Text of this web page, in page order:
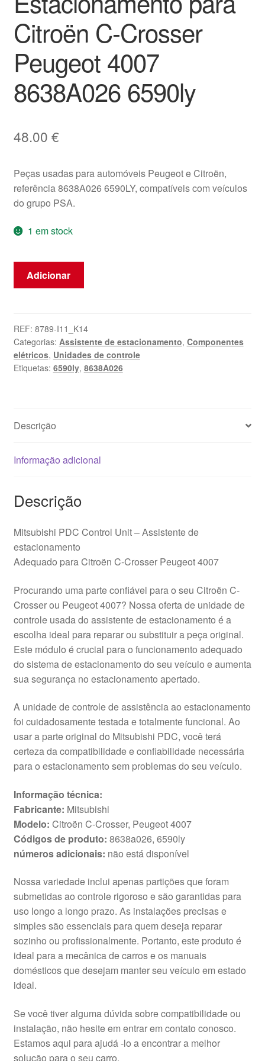
Citroën C-Crosser
Peugeot 4007
8638A026 6590ly
48.00 €
Peças usadas para automóveis Peugeot e Citroën,
referência 8638A026 6590LY, compatíveis com veículos
do grupo PSA.
1 em stock
Quantidade
Assistência
de
Estacionamento
para
Peugeot
8638A026
Adicionar
REF: 8789-I11_K14
Categorias: Assistente de estacionamento, Componentes
elétricos, Unidades de controle
Etiquetas: 6590ly, 8638A026
Descrição
Informação adicional
Descrição
Mitsubishi PDC Control Unit – Assistente de
estacionamento
Adequado para Citroën C-Crosser Peugeot 4007
Procurando uma parte confiável para o seu Citroën C-
Crosser ou Peugeot 4007? Nossa oferta de unidade de
controle usada do assistente de estacionamento é a
escolha ideal para reparar ou substituir a peça original.
Este módulo é crucial para o funcionamento adequado
do sistema de estacionamento do seu veículo e aumenta
sua segurança no estacionamento apertado.
A unidade de controle de assistência ao estacionamento
foi cuidadosamente testada e totalmente funcional. Ao
usar a parte original do Mitsubishi PDC, você terá
certeza da compatibilidade e confiabilidade necessária
para o estacionamento sem problemas do seu veículo.
Informação técnica:
Fabricante: Mitsubishi
Modelo: Citroën C-Crosser, Peugeot 4007
Códigos de produto: 8638a026, 6590ly
números adicionais: não está disponível
Nossa variedade inclui apenas partições que foram
submetidas ao controle rigoroso e são garantidas para
uso longo a longo prazo. As instalações precisas e
simples são essenciais para quem deseja reparar
sozinho ou profissionalmente. Portanto, este produto é
ideal para a mecânica de carros e os manuais
domésticos que desejam manter seu veículo em estado
ideal.
Se você tiver alguma dúvida sobre compatibilidade ou
instalação, não hesite em entrar em contato conosco.
Estamos aqui para ajudá -lo a encontrar a melhor
solução para o seu carro.